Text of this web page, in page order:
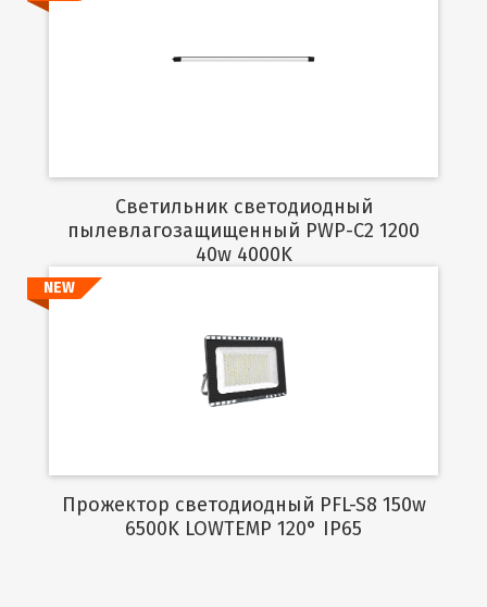
Светильник светодиодный
пылевлагозащищенный PWP-C2 1200
40w 4000K
Подробнее
NEW
Прожектор светодиодный PFL-S8 150w
6500K LOWTEMP 120° IP65